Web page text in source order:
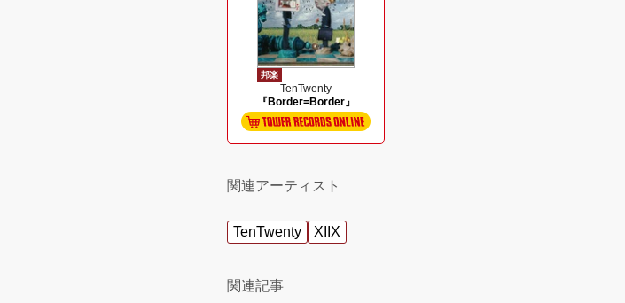
邦楽
TenTwenty
『Border=Border』
関連アーティスト
TenTwenty XIIX
関連記事